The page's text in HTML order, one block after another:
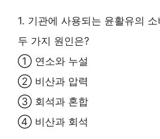
1. 기관에 사용되는 윤활유의
두 가지 원인은?
① 연소와 누설
② 비산과 압력
③ 회석과 혼합
④ 비산과 회석